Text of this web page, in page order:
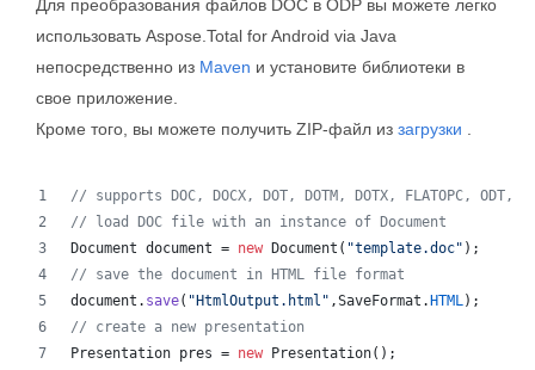
Для преобразования файлов DOC в ODP вы можете легко
использовать Aspose.Total for Android via Java
непосредственно из Maven и установите библиотеки в
свое приложение.
Кроме того, вы можете получить ZIP-файл из загрузки
// supports DOC, DOCX, DOT, DOTM, DOTX, FLATOPC,
// load DOC file with an instance of Document
Document document = new Document ( "template.doc" );
// save the document in HTML file format
document . save( "HtmlOutput.html" ,SaveFormat . HTML);
// create a new presentation
Presentation pres = new Presentation();